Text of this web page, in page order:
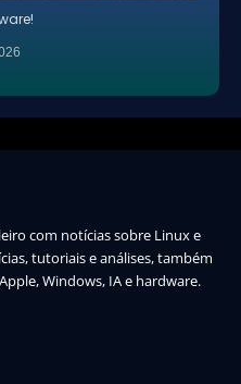
com notícias sobre Linux e
tutoriais e análises, também
Windows, IA e hardware.